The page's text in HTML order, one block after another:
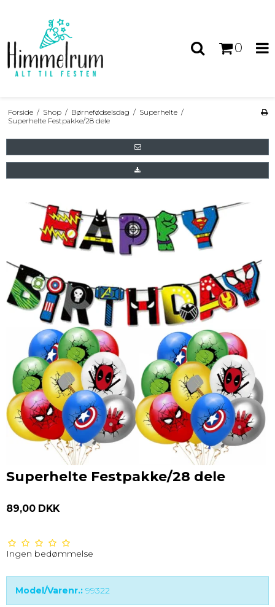
0
Forside / Shop / Børnefødselsdag / Superhelte /
Superhelte Festpakke/28 dele
Superhelte Festpakke/28 dele
89,00 DKK
Ingen bedømmelse
Model/Varenr.: 99322